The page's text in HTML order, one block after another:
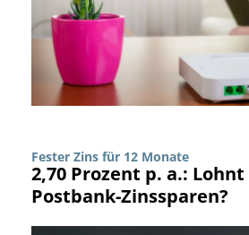
Fester Zins für 12 Monate
2,70 Prozent p. a.:
Postbank-Zinssparen?